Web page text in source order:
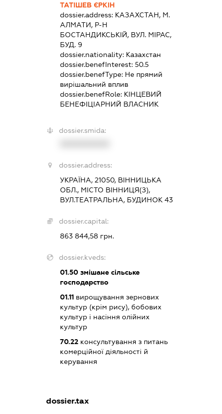
ТАТІШЕВ ЄРКІН
dossier.address: КАЗАХСТАН, М.
АЛМАТИ, Р-Н
БОСТАНДИКСЬКІЙ, ВУЛ. МІРАС,
БУД. 9
dossier.nationality: Казахстан
dossier.benefInterest: 50.5
dossier.benefType: Не прямий
вирішальний вплив
dossier.benefRole: КІНЦЕВИЙ
БЕНЕФІЦІАРНИЙ ВЛАСНИК
dossier.smida:
dossier.address:
УКРАЇНА, 21050, ВІННИЦЬКА
ОБЛ., МІСТО ВІННИЦЯ(З),
ВУЛ.ТЕАТРАЛЬНА, БУДИНОК 43
dossier.capital:
863 844,58 грн.
dossier.kveds:
01.50змішане сільське
господарство
01.11вирощування зернових
культур (крім рису), бобових
культур і насіння олійних
культур
70.22консультування з питань
комерційної діяльності й
керування
dossier.tax